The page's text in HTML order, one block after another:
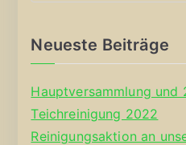
Neueste Beiträge
Hauptversammlung und
Teichreinigung 2022
Reinigungsaktion an